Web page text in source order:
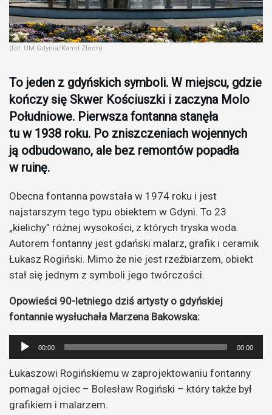
(fot. UM Gdynia/Kamil Złoch)
To jeden z gdyńskich symboli. W miejscu, gdzie
kończy się Skwer Kościuszki i zaczyna Molo
Południowe. Pierwsza fontanna stanęła
tu w 1938 roku. Po zniszczeniach wojennych
ją odbudowano, ale bez remontów popadła
w ruinę.
Obecna fontanna powstała w 1974 roku i jest
najstarszym tego typu obiektem w Gdyni. To 23
„kielichy” różnej wysokości, z których tryska woda.
Autorem fontanny jest gdański malarz, grafik i ceramik
Łukasz Rogiński. Mimo że nie jest rzeźbiarzem, obiekt
stał się jednym z symboli jego twórczości.
Opowieści 90-letniego dziś artysty o gdyńskiej
fontannie wysłuchała Marzena Bakowska:
Odtwarzacz
plików
dźwiękowych
00:00 00:00
Łukaszowi Rogińskiemu w zaprojektowaniu fontanny
pomagał ojciec – Bolesław Rogiński – który także był
grafikiem i malarzem.